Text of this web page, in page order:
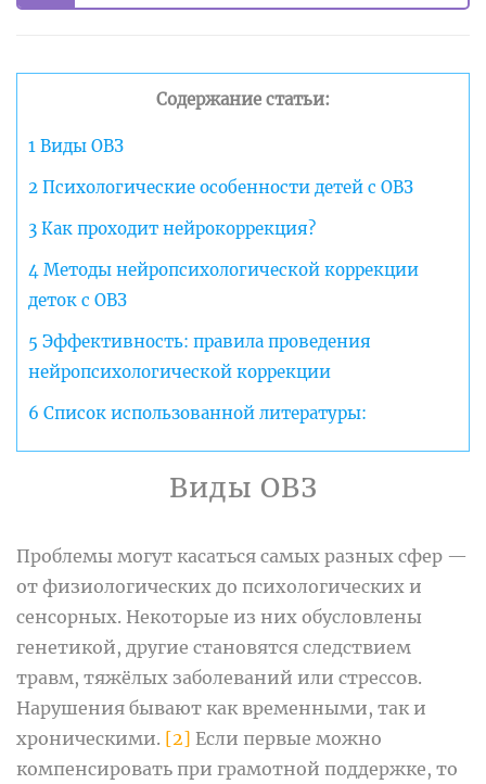
Содержание статьи:
1 Виды ОВЗ
2 Психологические особенности детей с ОВЗ
3 Как проходит нейрокоррекция?
4 Методы нейропсихологической коррекции
деток с ОВЗ
5 Эффективность: правила проведения
нейропсихологической коррекции
6 Список использованной литературы:
Виды ОВЗ
Проблемы могут касаться самых разных сфер —
от физиологических до психологических и
сенсорных. Некоторые из них обусловлены
генетикой, другие становятся следствием
травм, тяжёлых заболеваний или стрессов.
Нарушения бывают как временными, так и
хроническими. [2] Если первые можно
компенсировать при грамотной поддержке, то